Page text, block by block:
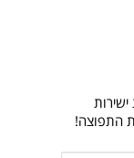
ישירות
התפוצה!